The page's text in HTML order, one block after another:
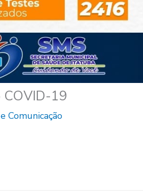
19
Comunicação